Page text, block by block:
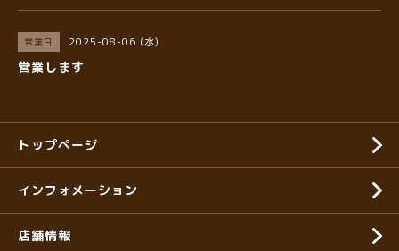
営業日 2025-08-06 (水)
営業します
トップページ
インフォメーション
店舗情報